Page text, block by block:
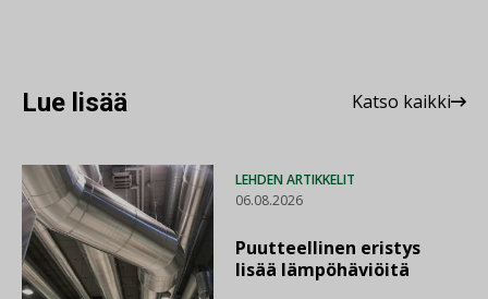
Lue lisää Katso kaikki
LEHDEN ARTIKKELIT
06.08.2026
Puutteellinen eristys
lisää lämpöhäviöitä